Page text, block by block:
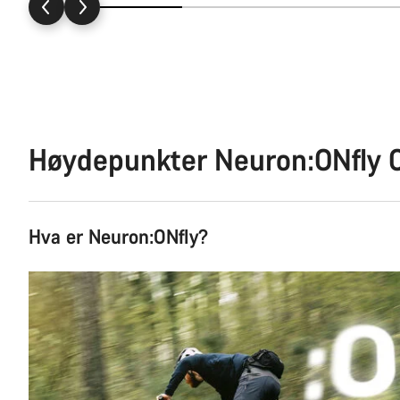
Høydepunkter Neuron:ONfly
Hva er Neuron:ONfly?